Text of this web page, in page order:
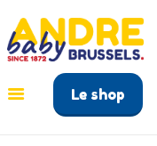
Le shop
BABY
Le tout pour bébé à Bruxelles